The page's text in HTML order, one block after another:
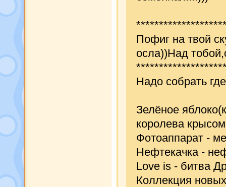
Пофиг на твой
осла))Над
Надо собрать
Зелёное
королева
Фотоаппарат -
Нефтекачка -
Love is - битва
Коллекция